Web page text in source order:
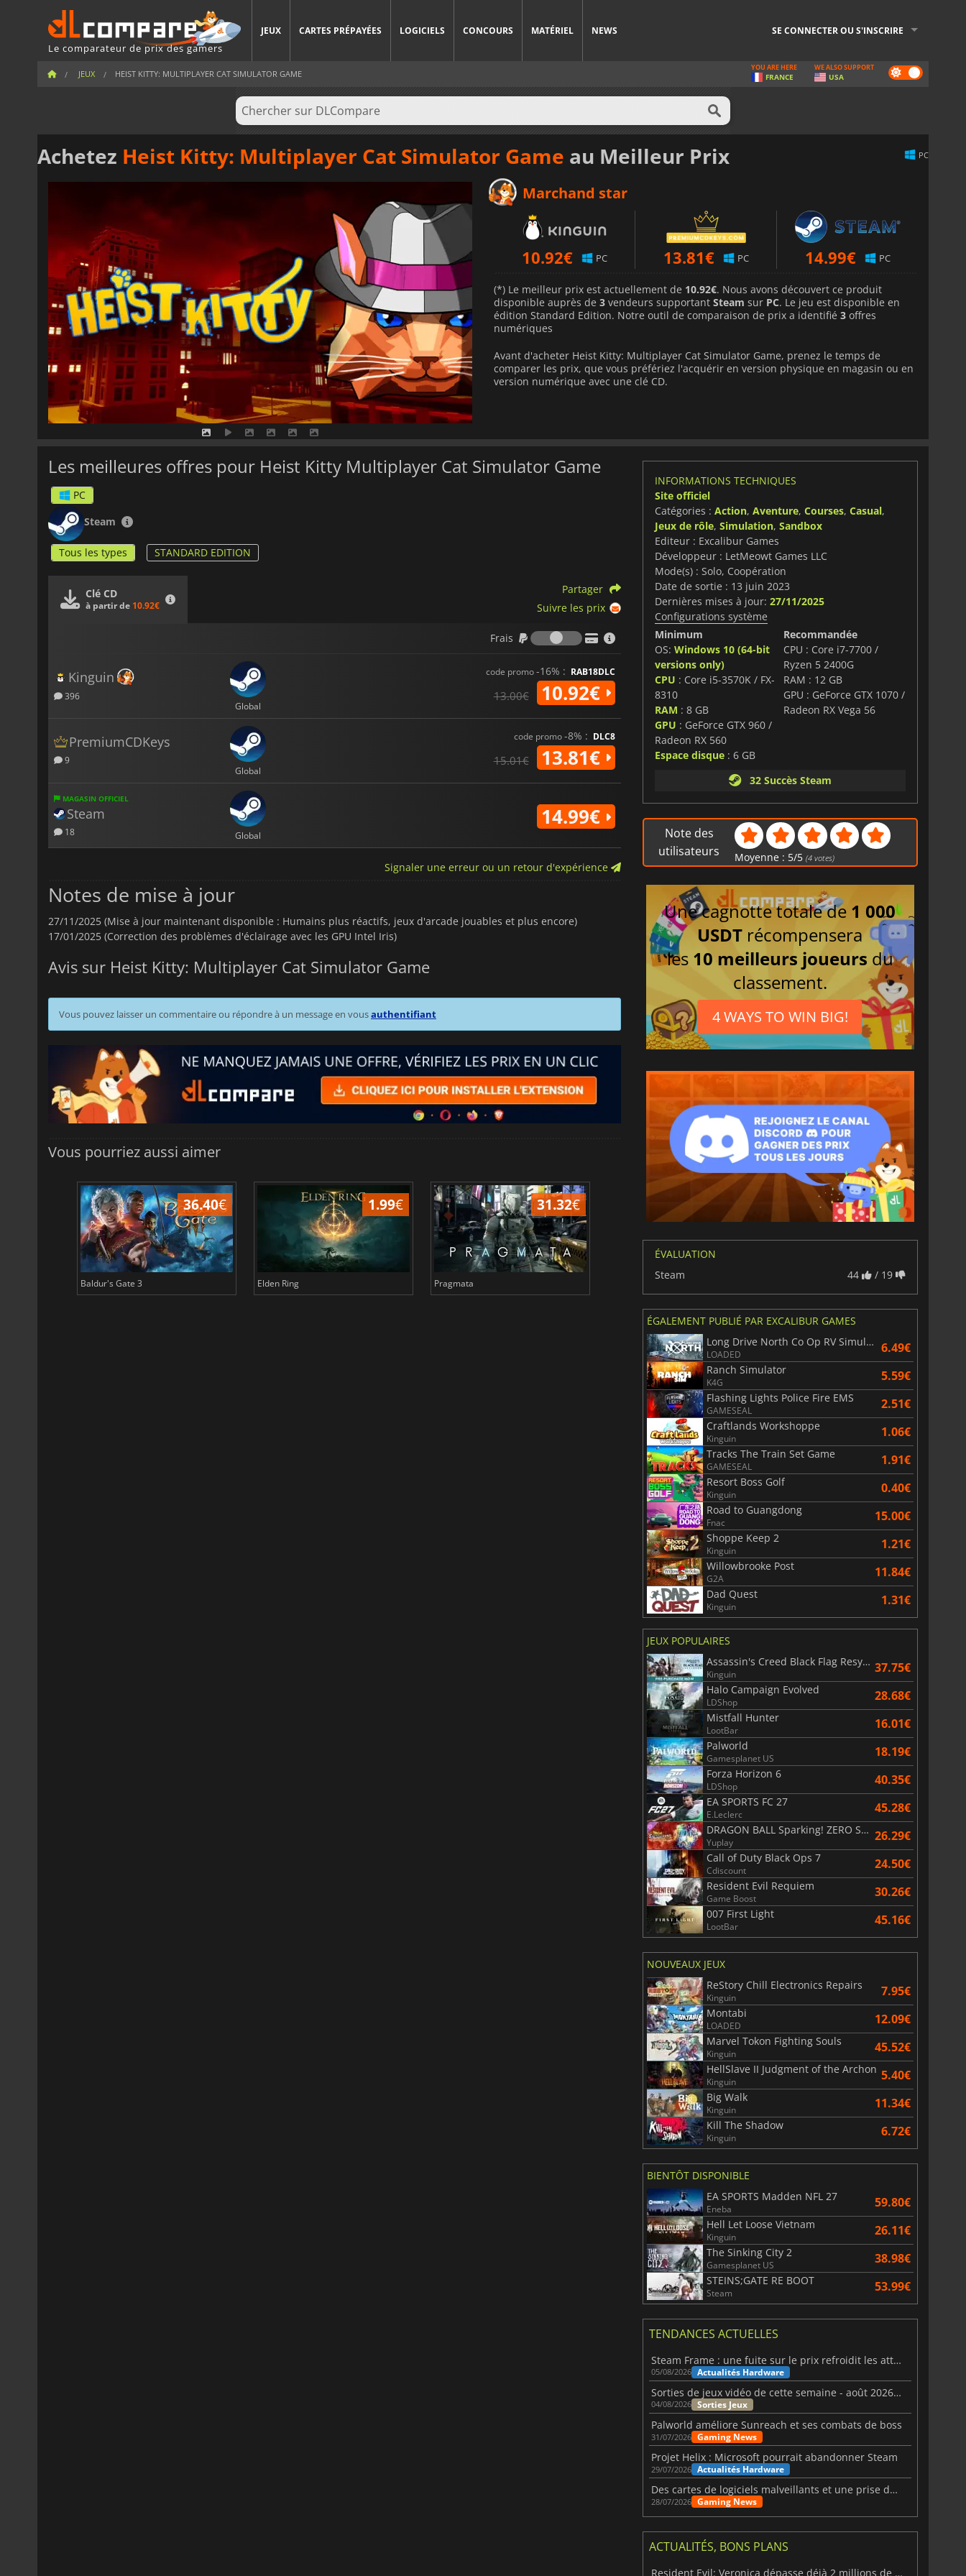
Le comparateur de prix des gamers
JEUX CARTES PRÉPAYÉES LOGICIELS CONCOURS MATÉRIEL NEWS SE CONNECTER OU S'INSCRIRE
JEUX HEIST KITTY: MULTIPLAYER CAT SIMULATOR GAME Dark
mode
YOU ARE HERE
FRANCE
WE ALSO SUPPORT
USA
Achetez Heist Kitty: Multiplayer Cat Simulator Game au Meilleur Prix PC
Marchand star
10.92€ PC 13.81€ PC 14.99€ PC
(*) Le meilleur prix est actuellement de 10.92€. Nous avons découvert ce produit
disponible auprès de 3 vendeurs supportant Steam sur PC. Le jeu est disponible en
édition Standard Edition. Notre outil de comparaison de prix a identifié 3 offres
numériques
Avant d'acheter Heist Kitty: Multiplayer Cat Simulator Game, prenez le temps de
comparer les prix, que vous préfériez l'acquérir en version physique en magasin ou en
version numérique avec une clé CD.
Les meilleures offres pour Heist Kitty Multiplayer Cat Simulator Game
PC
Steam
Tous les types STANDARD EDITION
Clé CD
à partir de 10.92€
Partager
Suivre les prix
Frais
Frais
Kinguin
396
Global
code promo-16% : RAB18DLC
13.00€ 10.92€
PremiumCDKeys
9
Global
code promo-8% : DLC8
15.01€ 13.81€
MAGASIN OFFICIEL
Steam
18 Global
14.99€
Signaler une erreur ou un retour d'expérience
Notes de mise à jour
27/11/2025 (Mise à jour maintenant disponible : Humains plus réactifs, jeux d'arcade jouables et plus encore)
17/01/2025 (Correction des problèmes d'éclairage avec les GPU Intel Iris)
Avis sur Heist Kitty: Multiplayer Cat Simulator Game
Vous pouvez laisser un commentaire ou répondre à un message en vousauthentifiant
Vous pourriez aussi aimer
36.40€
Baldur's Gate 3
1.99€
Elden Ring
31.32€
Pragmata
6.77€ 15.48
INFORMATIONS TECHNIQUES
Site officiel
Catégories : Action, Aventure, Courses, Casual,
Jeux de rôle, Simulation, Sandbox
Editeur : Excalibur Games
Développeur : LetMeowt Games LLC
Mode(s) : Solo, Coopération
Date de sortie : 13 juin 2023
Dernières mises à jour: 27/11/2025
Configurations système
Minimum
OS: Windows 10 (64-bit
versions only)
CPU : Core i5-3570K / FX-
8310
RAM : 8 GB
GPU : GeForce GTX 960 /
Radeon RX 560
Espace disque: 6 GB
Recommandée
CPU : Core i7-7700 /
Ryzen 5 2400G
RAM : 12 GB
GPU : GeForce GTX 1070 /
Radeon RX Vega 56
32 Succès Steam
Note des
utilisateurs
Moyenne : 5/5 (4 votes)
Une cagnotte totale de 1 000
USDT récompensera
les 10 meilleurs joueurs du
classement.
4 WAYS TO WIN BIG!
ÉVALUATION
Steam
44 / 19
ÉGALEMENT PUBLIÉ PAR EXCALIBUR GAMES
Long Drive North Co Op RV Simulator
LOADED 6.49€
Ranch Simulator
K4G 5.59€
Flashing Lights Police Fire EMS
GAMESEAL 2.51€
Craftlands Workshoppe
Kinguin 1.06€
Tracks The Train Set Game
GAMESEAL 1.91€
Resort Boss Golf
Kinguin 0.40€
Road to Guangdong
Fnac 15.00€
Shoppe Keep 2
Kinguin 1.21€
Willowbrooke Post
G2A 11.84€
Dad Quest
Kinguin 1.31€
JEUX POPULAIRES
Assassin's Creed Black Flag Resynced
Kinguin 37.75€
Halo Campaign Evolved
LDShop 28.68€
Mistfall Hunter
LootBar 16.01€
Palworld
Gamesplanet US 18.19€
Forza Horizon 6
LDShop 40.35€
EA SPORTS FC 27
E.Leclerc 45.28€
DRAGON BALL Sparking! ZERO Super Limit Breaking NEO
Yuplay 26.29€
Call of Duty Black Ops 7
Cdiscount 24.50€
Resident Evil Requiem
Game Boost 30.26€
007 First Light
LootBar 45.16€
NOUVEAUX JEUX
ReStory Chill Electronics Repairs
Kinguin 7.95€
Montabi
LOADED 12.09€
Marvel Tokon Fighting Souls
Kinguin 45.52€
HellSlave II Judgment of the Archon
Kinguin 5.40€
Big Walk
Kinguin 11.34€
Kill The Shadow
Kinguin 6.72€
BIENTÔT DISPONIBLE
EA SPORTS Madden NFL 27
Eneba 59.80€
Hell Let Loose Vietnam
Kinguin 26.11€
The Sinking City 2
Gamesplanet US 38.98€
STEINS;GATE RE BOOT
Steam 53.99€
TENDANCES ACTUELLES
Steam Frame : une fuite sur le prix refroidit les attentes VR
05/08/2026 Actualités Hardware
Sorties de jeux vidéo de cette semaine - août 2026 (semaine 32)
04/08/2026 Sorties Jeux
Palworld améliore Sunreach et ses combats de boss
31/07/2026 Gaming News
Projet Helix : Microsoft pourrait abandonner Steam
29/07/2026 Actualités Hardware
Des cartes de logiciels malveillants et une prise de contrôle de Discord ont touché Meccha Chameleon
28/07/2026 Gaming News
ACTUALITÉS, BONS PLANS
Resident Evil: Veronica dépasse déjà 2 millions de wishlists